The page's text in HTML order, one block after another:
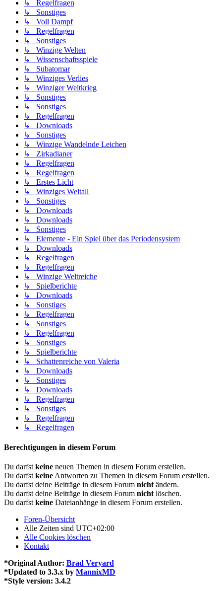
↳ Regelfragen
↳ Sonstiges
↳ Voll Dampf
↳ Regelfragen
↳ Sonstiges
↳ Winzige Welten
↳ Wissenschaftsspiele
↳ Subatomar
↳ Winziges Verlies
↳ Winziger Weltkrieg
↳ Sonstiges
↳ Sonstiges
↳ Regelfragen
↳ Downloads
↳ Sonstiges
↳ Winzige Wandelnde Leichen
↳ Zirkadianer
↳ Regelfragen
↳ Regelfragen
↳ Erstes Licht
↳ Winziges Weltall
↳ Sonstiges
↳ Downloads
↳ Downloads
↳ Sonstiges
↳ Elemente - Ein Spiel über das Periodensystem
↳ Downloads
↳ Regelfragen
↳ Regelfragen
↳ Winzige Weltreiche
↳ Spielberichte
↳ Downloads
↳ Sonstiges
↳ Regelfragen
↳ Sonstiges
↳ Regelfragen
↳ Sonstiges
↳ Spielberichte
↳ Schattenreiche von Valeria
↳ Downloads
↳ Sonstiges
↳ Downloads
↳ Regelfragen
↳ Sonstiges
↳ Regelfragen
↳ Regelfragen
Berechtigungen in diesem Forum
Du darfst keine neuen Themen in diesem Forum erstellen.
Du darfst keine Antworten zu Themen in diesem Forum erstellen.
Du darfst deine Beiträge in diesem Forum nicht ändern.
Du darfst deine Beiträge in diesem Forum nicht löschen.
Du darfst keine Dateianhänge in diesem Forum erstellen.
Foren-Übersicht
Alle Zeiten sind UTC+02:00
Alle Cookies löschen
Kontakt
*Original Author: Brad Veryard
*Updated to 3.3.x by MannixMD
*Style version: 3.4.2